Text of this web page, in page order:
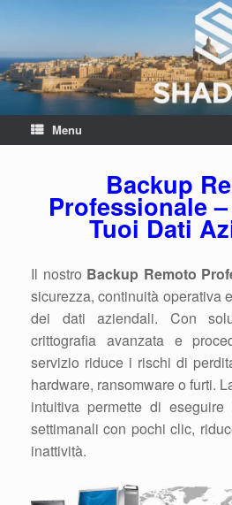
Menu
Backup
Professionale
Tuoi Dati
Il nostro Backup Remoto
sicurezza, continuità operativa
dei dati aziendali. Con
crittografia avanzata e
servizio riduce i rischi di
hardware, ransomware o furti.
intuitiva permette di
settimanali con pochi clic,
inattività.